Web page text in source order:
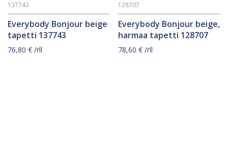
Everybody Bonjour beige
tapetti 137743
137743
76,80 € /rll
Everybody Bonjour beige,
harmaa tapetti 128707
128707
78,60€ /rll